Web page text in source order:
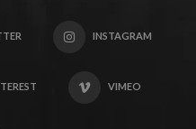
INSTAGRAM
VIMEO